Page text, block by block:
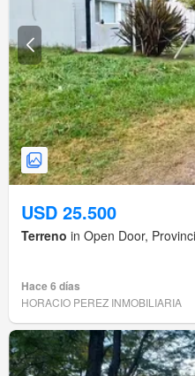
USD 25.500
Terreno in Open Door,
Hace 6 días
HORACIO PEREZ INMOBILIARIA